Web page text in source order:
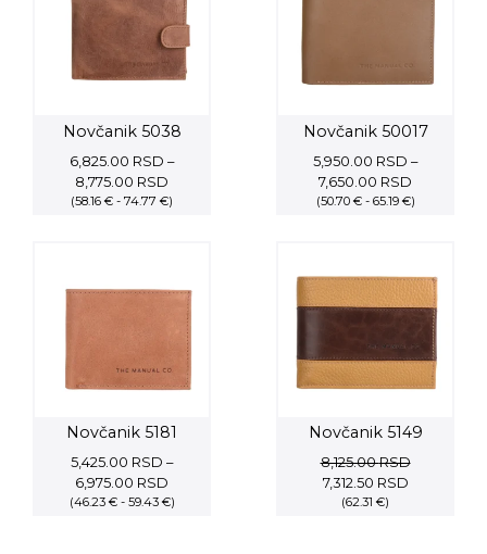
Novčanik 5038
6,825.00 RSD –
8,775.00 RSD
range:
(58.16 € - 74.77 €)
Novčanik 50017
5,950.00 RSD –
7,650.00 RSD
range:
(50.70 € - 65.19 €)
Novčanik 5181
5,425.00 RSD –
6,975.00 RSD
range:
(46.23 € - 59.43 €)
Novčanik 5149
8,125.00RSD
Original
price
7,312.50 RSDCurrent
(62.31 €)